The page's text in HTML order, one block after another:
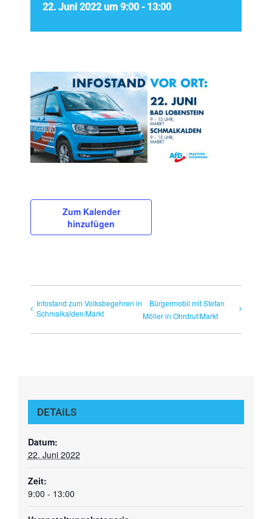
22. Juni 2022 um 9:00 - 13:00
Zum Kalender
hinzufügen
Infostand zum Volksbegehren in
Schmalkalden/Markt
Bürgermobil mit Stefan
Möller in Ohrdruf/Markt
DETAILS
Datum:
22. Juni 2022
Zeit:
9:00 - 13:00